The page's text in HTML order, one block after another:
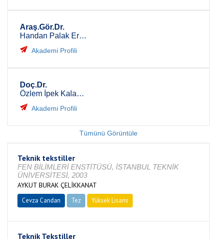
Araş.Gör.Dr.
Handan Palak Erginsoy
Akademi Profili
Doç.Dr.
Özlem İpek Kalaoğlu Altan
Akademi Profili
Tümünü Görüntüle
Teknik tekstiller
FEN BİLİMLERİ ENSTİTÜSÜ, İSTANBUL TEKNİK
ÜNİVERSİTESİ, 2003
AYKUT BURAK ÇELİKKANAT
Cevza Candan Tez Yüksek Lisans
Teknik Tekstiller